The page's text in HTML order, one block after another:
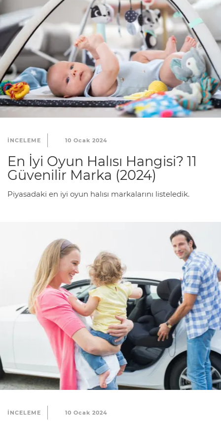
INCELEME 10 Ocak 2024
En İyi Oyun Halısı Hangisi? 11
Güvenilir Marka (2024)
Piyasadaki en iyi oyun halısı markalarını listeledik.
INCELEME 10 Ocak 2024